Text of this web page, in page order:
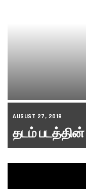
AUGUST 27, 2018
தடம் படத்தின்